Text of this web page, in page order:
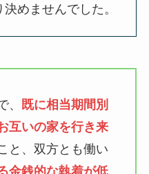
めませんでした。
、
既に相当期間別
互いの家を行き来
と、双方とも働い